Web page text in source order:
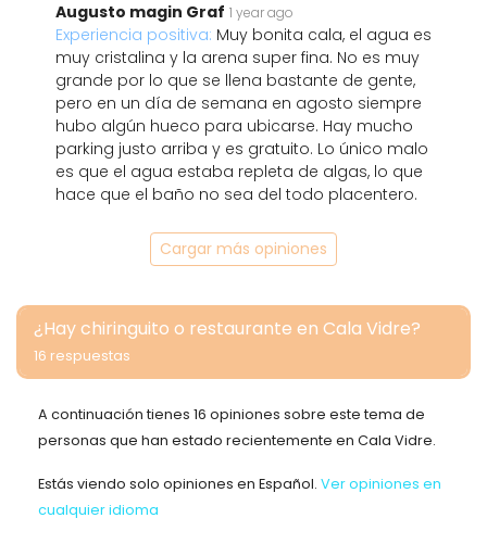
Augusto magin Graf 1 year ago
Experiencia positiva: Muy bonita cala, el agua es
muy cristalina y la arena super fina. No es muy
grande por lo que se llena bastante de gente,
pero en un día de semana en agosto siempre
hubo algún hueco para ubicarse. Hay mucho
parking justo arriba y es gratuito. Lo único malo
es que el agua estaba repleta de algas, lo que
hace que el baño no sea del todo placentero.
Cargar más opiniones
¿Hay chiringuito o restaurante en Cala Vidre?
16 respuestas
A continuación tienes 16 opiniones sobre este tema de
personas que han estado recientemente en Cala Vidre.
Estás viendo solo opiniones en Español. Ver opiniones en
cualquier idioma